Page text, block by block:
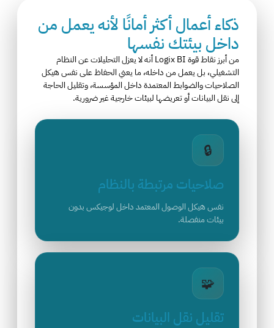
ذكاء أعمال أكثر أمانًا لأنه يعمل من
داخل بيئتك نفسها
من أبرز نقاط قوة Logix BI أنه لا يعزل التحليلات عن النظام
التشغيلي، بل يعمل من داخله، ما يعني الحفاظ على نفس هيكل
الصلاحيات والضوابط المعتمدة داخل المؤسسة، وتقليل الحاجة
إلى نقل البيانات أو تعريضها لبيئات خارجية غير ضرورية.
🔒
صلاحيات مرتبطة بالنظام
نفس هيكل الوصول المعتمد داخل لوجيكس بدون
بيئات منفصلة.
🧩
تقليل نقل البيانات